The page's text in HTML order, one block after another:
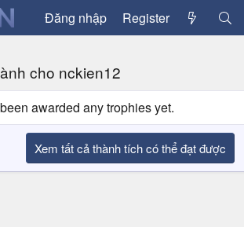
Đăng nhập Register
cho nckien12
awarded any trophies yet.
Xem tất cả thành tích có thể đạt được